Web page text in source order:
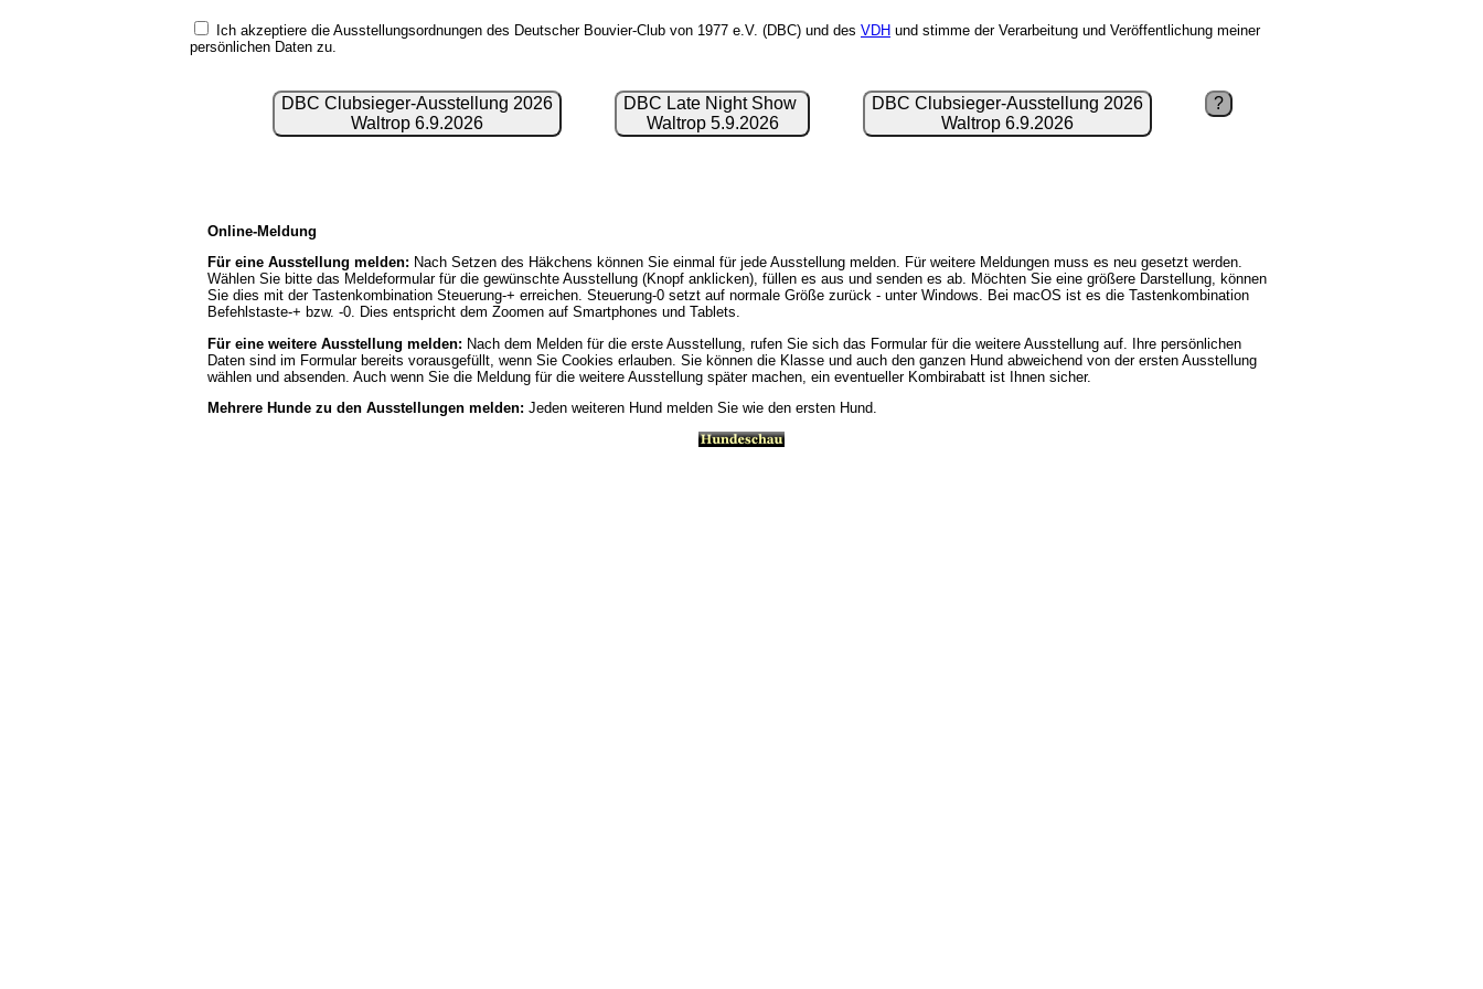
Ich akzeptiere die Ausstellungsordnungen des Deutscher Bouvier-Club von 1977 e.V. (DBC) und des VDH und stimme der Ver­ar­bei­tung und Veröffentlichung meiner
persönlichen Daten zu.
DBC Clubsieger-Ausstellung 2026
Waltrop 6.9.2026
DBC Late Night Show
Waltrop 5.9.2026
DBC Clubsieger-Ausstellung 2026
Waltrop 6.9.2026
?